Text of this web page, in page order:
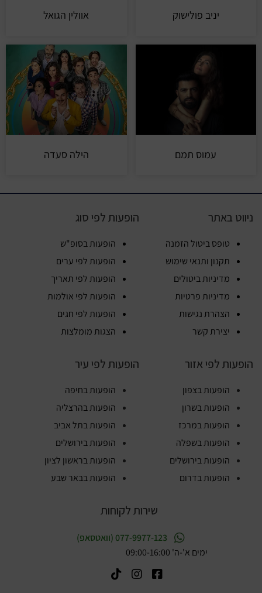
יניב פולישוק אוולין הגואל
עמוס תמם הילה סעדה
ניווט באתר
טופס ביטול הזמנה
תקנון ותנאי שימוש
מדיניות ביטולים
מדיניות פרטיות
הצהרת נגישות
יצירת קשר
הופעות לפי סוג
הופעות בסופ"ש
הופעות לפי ערים
הופעות לפי תאריך
הופעות לפי אולמות
הופעות לפי חגים
הצגות מומלצות
הופעות לפי אזור
הופעות בצפון
הופעות בשרון
הופעות במרכז
הופעות בשפלה
הופעות בירושלים
הופעות בדרום
הופעות לפי עיר
הופעות בחיפה
הופעות בהרצליה
הופעות בתל אביב
הופעות בירושלים
הופעות בראשון לציון
הופעות בבאר שבע
שירות לקוחות
077-9977-123 (וואטסאפ)
ימים א'-ה' 09:00-16:00